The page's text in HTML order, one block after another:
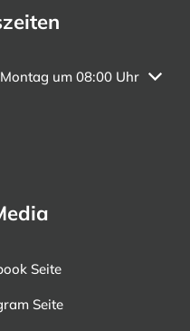
Schließzeiten
um 08:00 Uhr
Seite
Seite